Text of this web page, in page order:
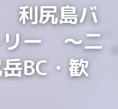
尻島バ
リー 〜二
BC・歓